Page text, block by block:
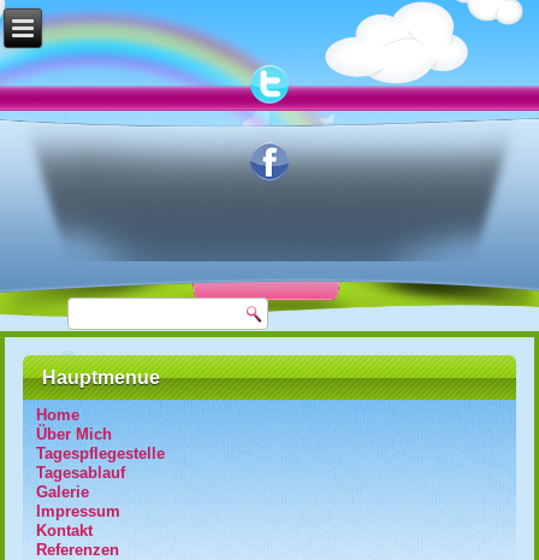
Hauptmenue
Home
Über Mich
Tagespflegestelle
Tagesablauf
Galerie
Impressum
Kontakt
Referenzen